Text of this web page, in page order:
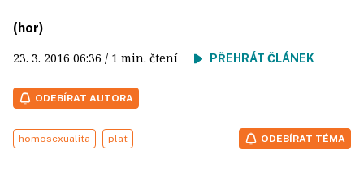
(hor)
23. 3. 2016 06:36 / 1 min. čtení PŘEHRÁT ČLÁNEK
ODEBÍRAT AUTORA
homosexualita plat ODEBÍRAT TÉMA